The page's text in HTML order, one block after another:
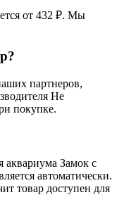
от 432 ₽. Мы
партнеров,
Не
покупке.
Замок с
автоматически.
товар доступен для